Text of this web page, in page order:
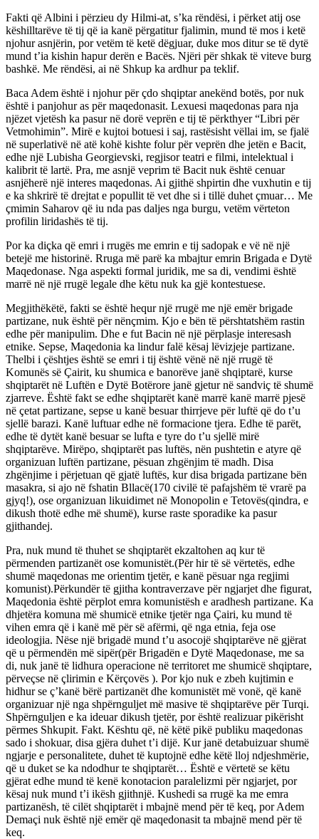
Fakti që Albini i përzieu dy Hilmi-at, s’ka rëndësi, i përket atij ose
këshilltarëve të tij që ia kanë përgatitur fjalimin, mund të mos i ketë
njohur asnjërin, por vetëm të ketë dëgjuar, duke mos ditur se të dytë
mund t’ia kishin hapur derën e Bacës. Njëri për shkak të viteve burg
bashkë. Me rëndësi, ai në Shkup ka ardhur pa teklif.
Baca Adem është i njohur për çdo shqiptar anekënd botës, por nuk
është i panjohur as për maqedonasit. Lexuesi maqedonas para nja
njëzet vjetësh ka pasur në dorë veprën e tij të përkthyer “Libri për
Vetmohimin”. Mirë e kujtoi botuesi i saj, rastësisht vëllai im, se fjalë
në superlativë në atë kohë kishte folur për veprën dhe jetën e Bacit,
edhe një Lubisha Georgievski, regjisor teatri e filmi, intelektual i
kalibrit të lartë. Pra, me asnjë veprim të Bacit nuk është cenuar
asnjëherë një interes maqedonas. Ai gjithë shpirtin dhe vuxhutin e tij
e ka shkrirë të drejtat e popullit të vet dhe si i tillë duhet çmuar… Me
çmimin Saharov që iu nda pas daljes nga burgu, vetëm vërteton
profilin liridashës të tij.
Por ka diçka që emri i rrugës me emrin e tij sadopak e vë në një
betejë me historinë. Rruga më parë ka mbajtur emrin Brigada e Dytë
Maqedonase. Nga aspekti formal juridik, me sa di, vendimi është
marrë në një rrugë legale dhe këtu nuk ka gjë kontestuese.
Megjithëkëtë, fakti se është hequr një rrugë me një emër brigade
partizane, nuk është për nënçmim. Kjo e bën të përshtatshëm rastin
edhe për manipulim. Dhe e fut Bacin në një përplasje interesash
etnike. Sepse, Maqedonia ka lindur falë kësaj lëvizjeje partizane.
Thelbi i çështjes është se emri i tij është vënë në një rrugë të
Komunës së Çairit, ku shumica e banorëve janë shqiptarë, kurse
shqiptarët në Luftën e Dytë Botërore janë gjetur në sandviç të shumë
zjarreve. Është fakt se edhe shqiptarët kanë marrë kanë marrë pjesë
në çetat partizane, sepse u kanë besuar thirrjeve për luftë që do t’u
sjellë barazi. Kanë luftuar edhe në formacione tjera. Edhe të parët,
edhe të dytët kanë besuar se lufta e tyre do t’u sjellë mirë
shqiptarëve. Mirëpo, shqiptarët pas luftës, nën pushtetin e atyre që
organizuan luftën partizane, pësuan zhgënjim të madh. Disa
zhgënjime i përjetuan që gjatë luftës, kur disa brigada partizane bën
masakra, si ajo në fshatin Bllacë(170 civilë të pafajshëm të vrarë pa
gjyq!), ose organizuan likuidimet në Monopolin e Tetovës(qindra, e
dikush thotë edhe më shumë), kurse raste sporadike ka pasur
gjithandej.
Pra, nuk mund të thuhet se shqiptarët ekzaltohen aq kur të
përmenden partizanët ose komunistët.(Për hir të së vërtetës, edhe
shumë maqedonas me orientim tjetër, e kanë pësuar nga regjimi
komunist).Përkundër të gjitha kontraverzave për ngjarjet dhe figurat,
Maqedonia është përplot emra komunistësh e aradhesh partizane. Ka
dhjetëra komuna më shumicë etnike tjetër nga Çairi, ku mund të
vihen emra që i kanë më për së afërmi, që nga etnia, feja ose
ideologjia. Nëse një brigadë mund t’u asocojë shqiptarëve në gjërat
që u përmendën më sipër(për Brigadën e Dytë Maqedonase, me sa
di, nuk janë të lidhura operacione në territoret me shumicë shqiptare,
përveçse në çlirimin e Kërçovës ). Por kjo nuk e zbeh kujtimin e
hidhur se ç’kanë bërë partizanët dhe komunistët më vonë, që kanë
organizuar një nga shpërnguljet më masive të shqiptarëve për Turqi.
Shpërnguljen e ka ideuar dikush tjetër, por është realizuar pikërisht
përmes Shkupit. Fakt. Kështu që, në këtë pikë publiku maqedonas
sado i shokuar, disa gjëra duhet t’i dijë. Kur janë detabuizuar shumë
ngjarje e personalitete, duhet të kuptojnë edhe këtë lloj ndjeshmërie,
që u duket se ka ndodhur te shqiptarët… Është e vërtetë se këtu
gjërat edhe mund të kenë konotacion paralelizmi për ngjarjet, por
kësaj nuk mund t’i ikësh gjithnjë. Kushedi sa rrugë ka me emra
partizanësh, të cilët shqiptarët i mbajnë mend për të keq, por Adem
Demaçi nuk është një emër që maqedonasit ta mbajnë mend për të
keq.